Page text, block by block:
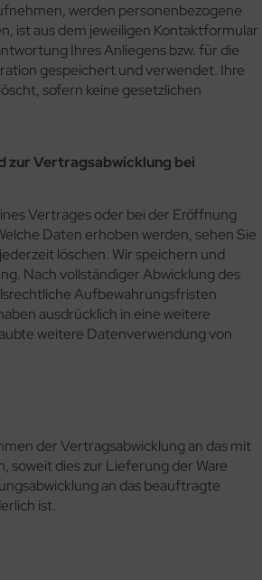
werden personenbezogene
ist aus dem jeweiligen Kontaktformular
Ihres Anliegens bzw. für die
gespeichert und verwendet. Ihre
sofern keine gesetzlichen
zur Vertragsabwicklung bei
Vertrages oder bei der Eröffnung
Daten erhoben werden, sehen Sie
löschen. Wir speichern und
Nach vollständiger Abwicklung des
Aufbewahrungsfristen
ausdrücklich in eine weitere
weitere Datenverwendung von
der Vertragsabwicklung an das mit
dies zur Lieferung der Ware
an das beauftragte
ist.